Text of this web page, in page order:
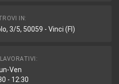
IN:
3/5, 50059 - Vinci (FI)
Ven
- 12:30